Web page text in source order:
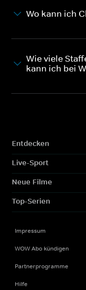
Wo kann ich
Wie viele
kann ich bei
Entdecken
Live-Sport
Neue Filme
Top-Serien
Impressum
WOW Abo kündigen
Partnerprogramme
Hilfe